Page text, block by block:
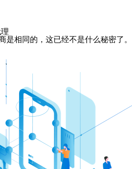
是相同的，这已经不是什么秘密了